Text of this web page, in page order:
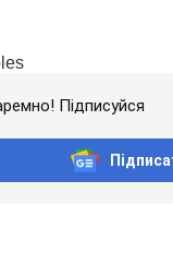
Підписуйся